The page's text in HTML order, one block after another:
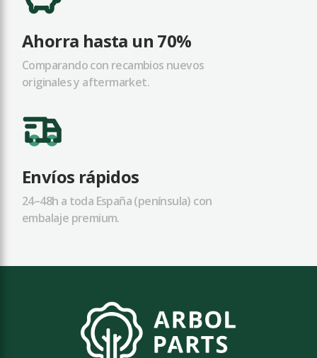
Ahorra hasta un 70%
Comparando con recambios nuevos
originales y aftermarket.
Envíos rápidos
24–48h a toda España (península) con
embalaje premium.